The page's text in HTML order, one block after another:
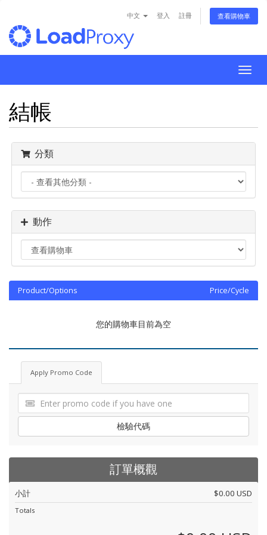
中文 登入 註冊 查看購物車
結帳
分類
動作
Product/Options Price/Cycle
您的購物車目前為空
Apply Promo Code
檢驗代碼
訂單概觀
小計 $0.00 USD
Totals